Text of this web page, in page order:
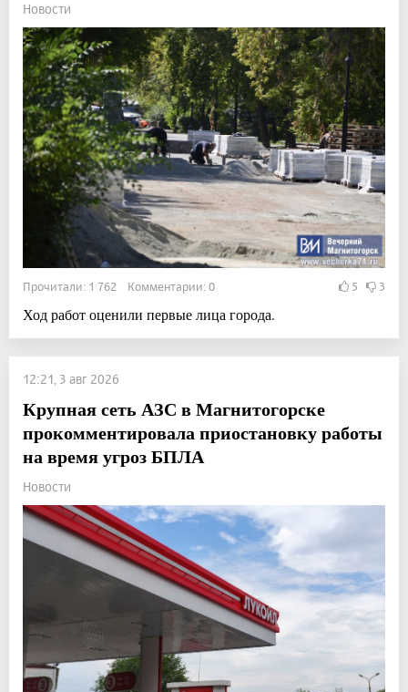
Новости
Прочитали: 1 762 Комментарии: 0 5 3
Ход работ оценили первые лица города.
12:21, 3 авг 2026
Крупная сеть АЗС в Магнитогорске
прокомментировала приостановку работы
на время угроз БПЛА
Новости